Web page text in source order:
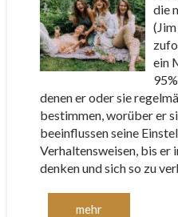
die
ein
denen er oder sie
bestimmen, worüber er
beeinflussen seine
Verhaltensweisen, bis er
denken und sich so zu
mehr